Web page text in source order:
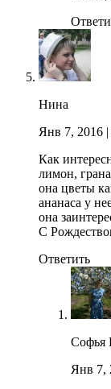
Нина
Янв 7, 2016
Как
лимон,
она цветы
ананаса у
она
С
Ответить
Софья
Янв 7,